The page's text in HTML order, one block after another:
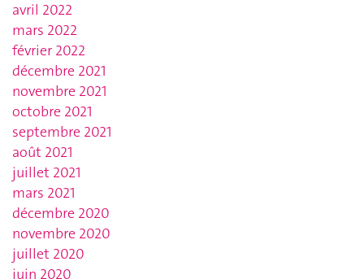
avril 2022
mars 2022
février 2022
décembre 2021
novembre 2021
octobre 2021
septembre 2021
août 2021
juillet 2021
mars 2021
décembre 2020
novembre 2020
juillet 2020
juin 2020